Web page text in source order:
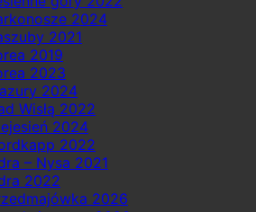
2024
2021
2019
2023
2024
Wisłą 2022
2024
2022
– Nysa 2021
2022
2026